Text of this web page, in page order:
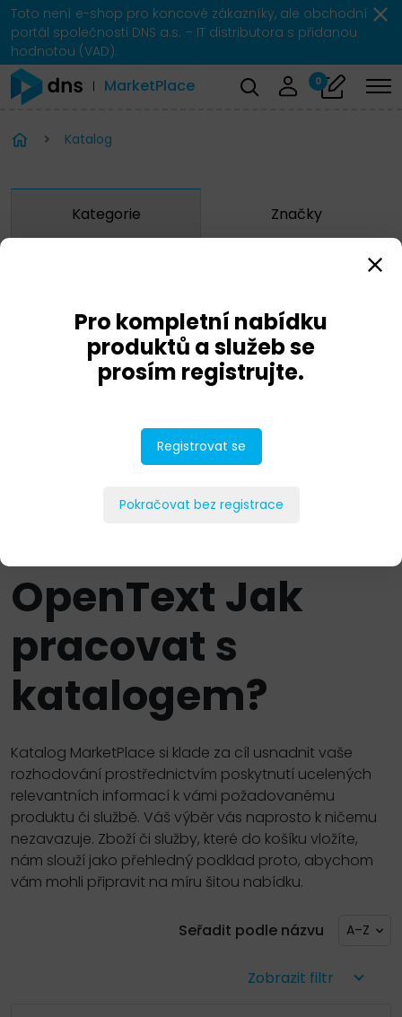
Toto není e-shop pro koncové zákazníky, ale obchodní
portál společnosti DNS a.s. – IT distributora s přidanou
hodnotou (VAD).
MarketPlace 0
Katalog
Kategorie Značky
OpenText
Nový Zákon o kybernetické bezpečnosti a
směrnice NIS2
OpenText Jak
pracovat s
katalogem?
Katalog MarketPlace si klade za cíl usnadnit vaše
rozhodování prostřednictvím poskytnutí ucelených
relevantních informací k vámi požadovanému
produktu či službě. Váš výběr vás naprosto k ničemu
nezavazuje. Zboží či služby, které do košíku vložíte,
nám slouží jako přehledný podklad proto, abychom
vám mohli připravit na míru šitou nabídku.
Seřadit podle názvu A–Z
Zobrazit filtr
Pro kompletní nabídku
produktů a služeb se
prosím registrujte.
Registrovat se
Pokračovat bez registrace